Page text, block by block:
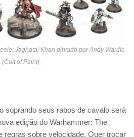
Jaghatai Khan pintado por Andy Wardle
(Cult of Paint)
soprando seus rabos de cavalo será
edição do Warhammer: The
regras sobre velocidade. Quer trocar